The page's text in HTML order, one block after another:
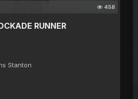
458
RUNNER
Stanton